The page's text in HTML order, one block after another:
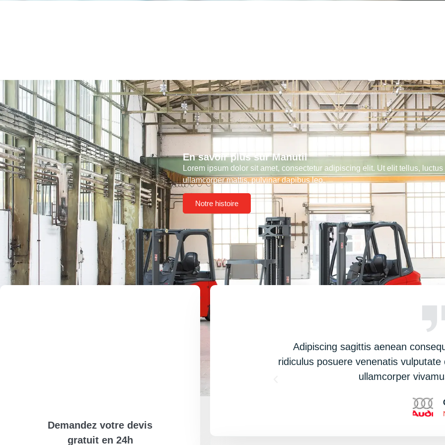
En savoir plus sur Manutil
Lorem ipsum dolor sit amet, consectetur adipiscing elit. Ut elit tellus, luctus
ullamcorper mattis, pulvinar dapibus leo.
Notre histoire
Demandez votre devis
gratuit en 24h
venenatis vulputate dis blandit mauris. In letius posuere
Adipiscing sagittis aenean
ridiculus posuere venenatis
ullamcorper